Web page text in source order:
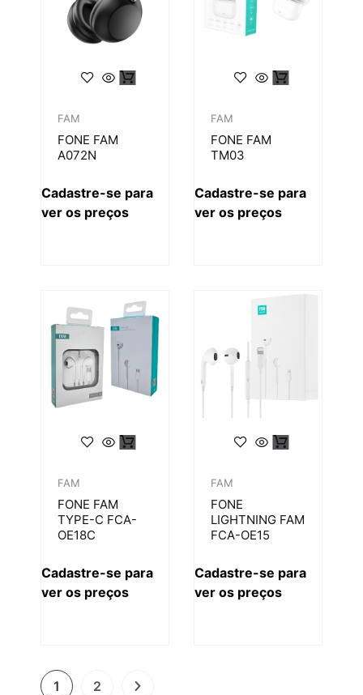
FAM
FONE FAM
A072N
Cadastre-se para
ver os preços
FAM
FONE FAM
TM03
Cadastre-se para
ver os preços
FAM
FONE FAM
TYPE-C FCA-
OE18C
Cadastre-se para
ver os preços
FAM
FONE
LIGHTNING FAM
FCA-OE15
Cadastre-se para
ver os preços
1 2